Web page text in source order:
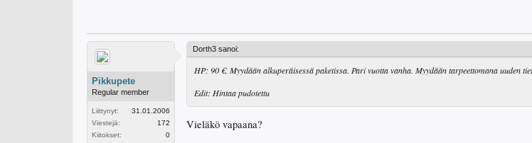
Pikkupete
Regular member
Liittynyt:
31.01.2006
Viestejä:
172
Kiitokset:
0
Dorth3 sanoi:
HP: 90 €. Myydään alkuperäisessä paketissa. Pari vuotta vanha. Myydään tarpeettomana uuden
Edit: Hintaa pudotettu
Vieläkö vapaana?